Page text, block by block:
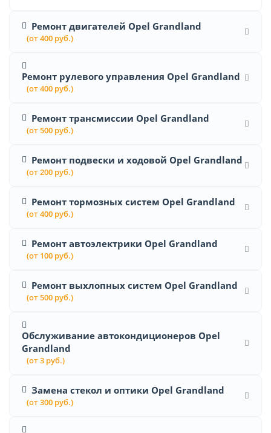
Ремонт двигателей Opel Grandland
(от 400 руб.)
Ремонт рулевого управления Opel Grandland
(от 400 руб.)
Ремонт трансмиссии Opel Grandland
(от 500 руб.)
Ремонт подвески и ходовой Opel Grandland
(от 200 руб.)
Ремонт тормозных систем Opel Grandland
(от 400 руб.)
Ремонт автоэлектрики Opel Grandland
(от 100 руб.)
Ремонт выхлопных систем Opel Grandland
(от 500 руб.)
Обслуживание автокондиционеров Opel
Grandland
(от 3 руб.)
Замена стекол и оптики Opel Grandland
(от 300 руб.)